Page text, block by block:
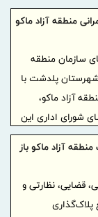
و مشکلات مربوط
قرار گرفت.
منطقه آزاد ماکو
سازمان منطقه
حوزه عمرانی و خدماتی در سال ۱۴۰۵ در شهرستان پلدشت با
آزاد ماکو،
شورای اداری این
آزاد ماکو باز
قضایی، نظارتی و
پلاک‌گذاری